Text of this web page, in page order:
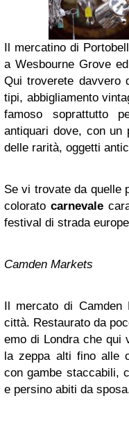
Il mercatino di
a Wesbourne Grove
Qui troverete
tipi, abbigliamento
famoso soprattutto
antiquari dove, con un
delle rarità, oggetti
Se vi trovate da quelle
colorato carnevale
festival di strada
Camden Markets
Il mercato di
città. Restaurato da
emo di Londra che qui
la zeppa alti fino alle
con gambe staccabili,
e persino abiti da